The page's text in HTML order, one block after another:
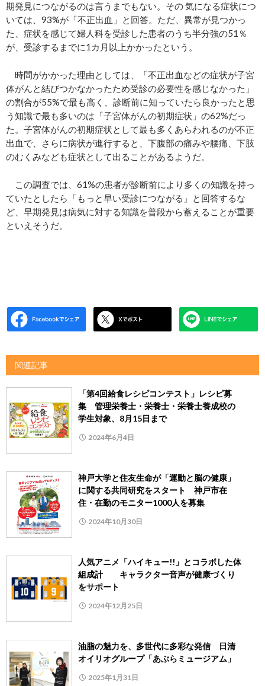
期発見につながるのは言うまでもない。その 気になる症状につ
いては、93%が「不正出血」と回答。ただ、異常が見つかっ
た、症状を感じて婦人科を受診した患者のうち半分強の51％
が、受診するまでに1カ月以上かかったという。
時間がかかった理由としては、「不正出血などの症状が子宮
体がんと結びつかなかったため受診の必要性を感じなかった」
の割合が55%で最も高く、診断前に知っていたら良かったと思
う知識で最も多いのは「子宮体がんの初期症状」の62%だっ
た。子宮体がんの初期症状として最も多くあらわれるのが不正
出血で、さらに病状が進行すると、下腹部の痛みや腰痛、下肢
のむくみなども症状として出ることがあるようだ。
この調査では、61%の患者が診断前により多くの知識を持っ
ていたとしたら「もっと早い受診につながる」と回答するな
ど、早期発見は病気に対する知識を普段から蓄えることが重要
といえそうだ。
関連記事
「第4回給食レシピコンテスト」レシピ募
集 管理栄養士・栄養士・栄養士養成校の
学生対象、8月15日まで
2024年6月4日
神戸大学と住友生命が「運動と脳の健康」
に関する共同研究をスタート 神戸市在
住・在勤のモニター1000人を募集
2024年10月30日
人気アニメ「ハイキュー!!」とコラボした体
組成計 キャラクター音声が健康づくり
をサポート
2024年12月25日
油脂の魅力を、多世代に多彩な発信 日清
オイリオグループ「あぶらミュージアム」
2025年1月31日